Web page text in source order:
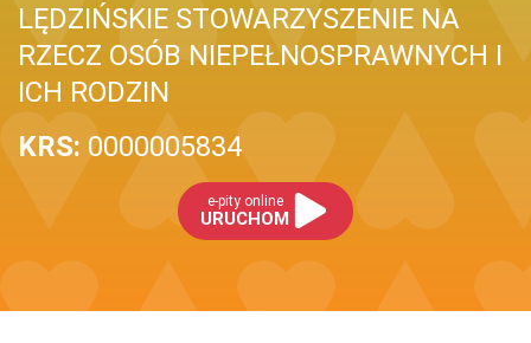
LĘDZIŃSKIE STOWARZYSZENIE NA
RZECZ OSÓB NIEPEŁNOSPRAWNYCH I
ICH RODZIN
KRS: 0000005834
e-pity online
URUCHOM